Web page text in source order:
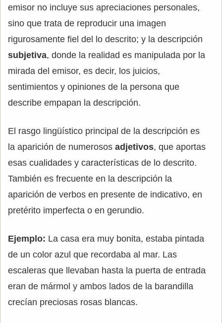
emisor no incluye sus apreciaciones personales,
sino que trata de reproducir una imagen
rigurosamente fiel del lo descrito; y la descripción
subjetiva, donde la realidad es manipulada por la
mirada del emisor, es decir, los juicios,
sentimientos y opiniones de la persona que
describe empapan la descripción.
El rasgo lingüístico principal de la descripción es
la aparición de numerosos adjetivos, que aportas
esas cualidades y características de lo descrito.
También es frecuente en la descripción la
aparición de verbos en presente de indicativo, en
pretérito imperfecta o en gerundio.
Ejemplo: La casa era muy bonita, estaba pintada
de un color azul que recordaba al mar. Las
escaleras que llevaban hasta la puerta de entrada
eran de mármol y ambos lados de la barandilla
crecían preciosas rosas blancas.